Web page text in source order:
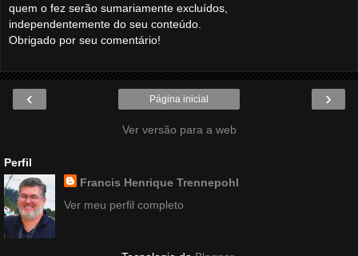
quem o fez serão sumariamente excluídos,
independentemente do seu conteúdo.
Obrigado por seu comentário!
‹ ›
Página inicial
Ver versão para a web
Perfil
Francis Henrique Trennepohl
Ver meu perfil completo